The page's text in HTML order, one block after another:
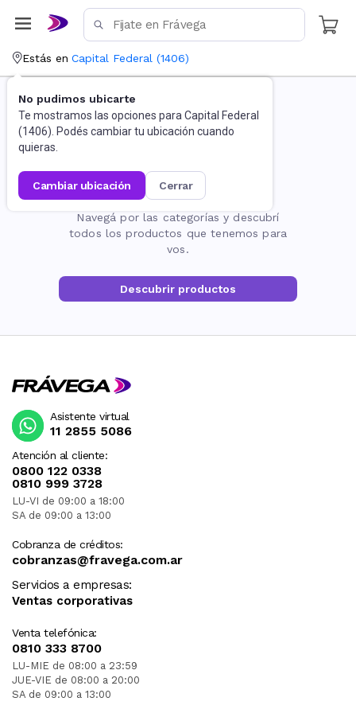
Estás en Capital Federal (1406)
No pudimos ubicarte
Te mostramos las opciones para Capital Federal
(1406). Podés cambiar tu ubicación cuando
quieras.
cambiar ubicación cerrar
La página no existe
Navegá por las categorías y descubrí
todos los productos que tenemos para
vos.
Descubrir productos
Atención al cliente:
0800 122 0338
0810 999 3728
LU-VI de 09:00 a 18:00
SA de 09:00 a 13:00
Cobranza de créditos:
cobranzas@fravega.com.ar
Servicios a empresas:
Ventas corporativas
Venta telefónica:
0810 333 8700
LU-MIE de 08:00 a 23:59
JUE-VIE de 08:00 a 20:00
SA de 09:00 a 13:00
Asistente virtual
11 2855 5086